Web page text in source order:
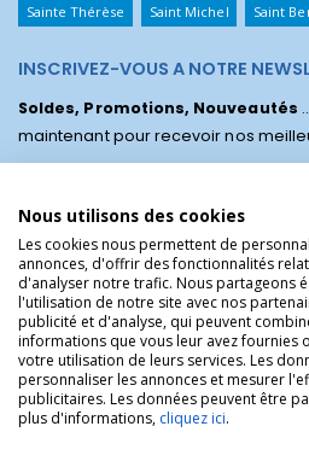
Sainte Thérèse Saint Michel Saint
INSCRIVEZ-VOUS A NOTRE
Soldes, Promotions, Nouveautés
maintenant pour recevoir nos
La Boutique des Chrétiens © | La boutique
référence !.
Nous utilisons des cookies
Les cookies nous permettent de
annonces, d'offrir des fonctionnalités
d'analyser notre trafic. Nous partageons
l'utilisation de notre site avec nos
publicité et d'analyse, qui peuvent
informations que vous leur avez fournies
votre utilisation de leurs services. Les
personnaliser les annonces et mesurer
publicitaires. Les données peuvent être
plus d'informations, cliquez ici.